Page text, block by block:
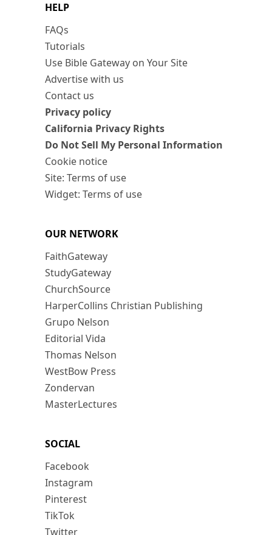
HELP
FAQs
Tutorials
Use Bible Gateway on Your Site
Advertise with us
Contact us
Privacy policy
California Privacy Rights
Do Not Sell My Personal Information
Cookie notice
Site: Terms of use
Widget: Terms of use
OUR NETWORK
FaithGateway
StudyGateway
ChurchSource
HarperCollins Christian Publishing
Grupo Nelson
Editorial Vida
Thomas Nelson
WestBow Press
Zondervan
MasterLectures
SOCIAL
Facebook
Instagram
Pinterest
TikTok
Twitter